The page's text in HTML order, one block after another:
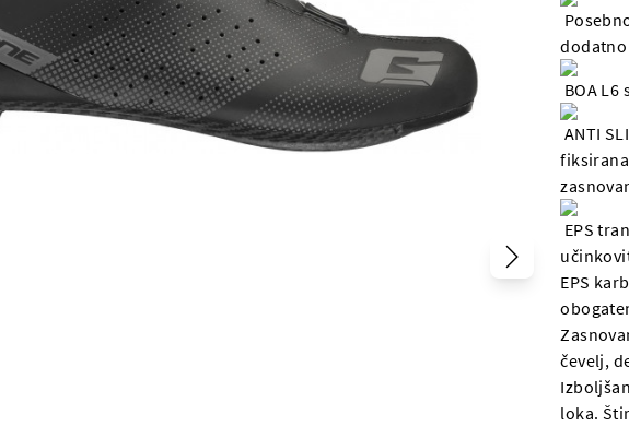
dodatno
BOA
ANTI
EPS
EPS
čevelj,
loka.